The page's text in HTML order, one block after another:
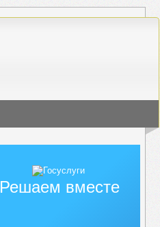
Решаем вместе